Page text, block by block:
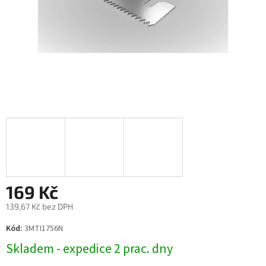
169 Kč
139,67 Kč bez DPH
Měrná
cena:
Kód: 3MTI1756N
Skladem - expedice 2 prac. dny